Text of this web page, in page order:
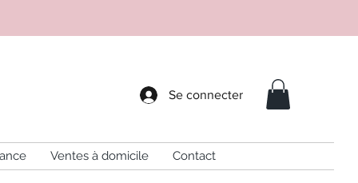
Se connecter
Ventes à domicile Contact